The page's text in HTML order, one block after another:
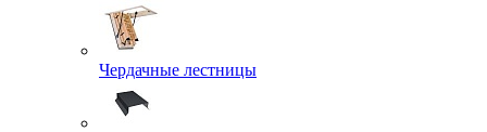
Чердачные лестницы